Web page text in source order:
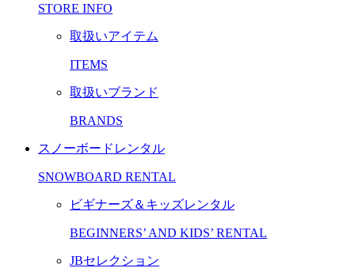
STORE INFO
取扱いアイテム
ITEMS
取扱いブランド
BRANDS
スノーボードレンタル
SNOWBOARD RENTAL
ビギナーズ＆キッズレンタル
BEGINNERS’ AND KIDS’ RENTAL
JBセレクション